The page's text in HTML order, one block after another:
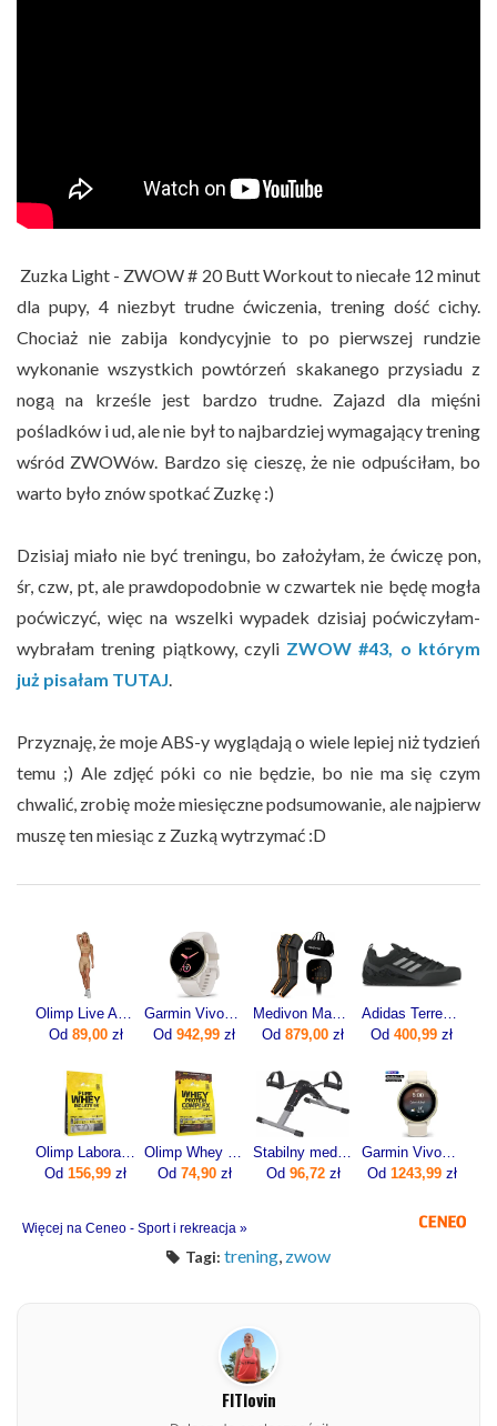
Zuzka Light - ZWOW # 20 Butt Workout to niecałe 12 minut
dla pupy, 4 niezbyt trudne ćwiczenia, trening dość cichy.
Chociaż nie zabija kondycyjnie to po pierwszej rundzie
wykonanie wszystkich powtórzeń skakanego przysiadu z
nogą na krześle jest bardzo trudne. Zajazd dla mięśni
pośladków i ud, ale nie był to najbardziej wymagający trening
wśród ZWOWów. Bardzo się cieszę, że nie odpuściłam, bo
warto było znów spotkać Zuzkę :)
Dzisiaj miało nie być treningu, bo założyłam, że ćwiczę pon,
śr, czw, pt, ale prawdopodobnie w czwartek nie będę mogła
poćwiczyć, więc na wszelki wypadek dzisiaj poćwiczyłam-
wybrałam trening piątkowy, czyli ZWOW #43, o którym
już pisałam TUTAJ.
Przyznaję, że moje ABS-y wyglądają o wiele lepiej niż tydzień
temu ;) Ale zdjęć póki co nie będzie, bo nie ma się czym
chwalić, zrobię może miesięczne podsumowanie, ale najpierw
muszę ten miesiąc z Zuzką wytrzymać :D
Olimp Live And Fight Damskie krótkie legginsy Queens Gang Olimp Women's Short Leggings High Waist XL
Od 89,00zł
Garmin Vivoactive 5 Ivory (010-02862-11)
Od 942,99 zł
Medivon Masażer limfatyczny do nóg Portia
Od 879,00 zł
Adidas Terrex Swift Solo 2 IE6901 czarne
Od 400,99 zł
Olimp Laboratories Pure Whey Isolate 95 600g
Od 156,99 zł
Olimp Whey Protein Complex 600g
Od 74,90zł
Stabilny medyczny rotor rowerek rehabilitacyjny z licznikiem RR100AM marki ActionMED
Od 96,72zł
Garmin Vivoactive 6 Lunar gold z paskiem w kolorze Bone [010-02985-01]
Od 1243,99zł
Więcej na Ceneo - Sport i rekreacja »
Tagi: trening, zwow
FITlovin